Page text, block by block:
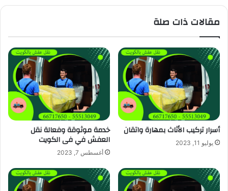
مقالات ذات صلة
أسرار تركيب الأثاث بمهارة واتقان
يوليو 11, 2023
خدمة موثوقة وفعالة نقل
العفش في فى الكويت
أغسطس 7, 2023